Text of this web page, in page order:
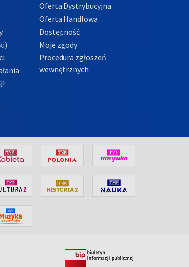
Oferta Dystrybucyjna
Oferta Handlowa
Dostępność
Moje zgody
Procedura zgłoszeń
wewnętrznych